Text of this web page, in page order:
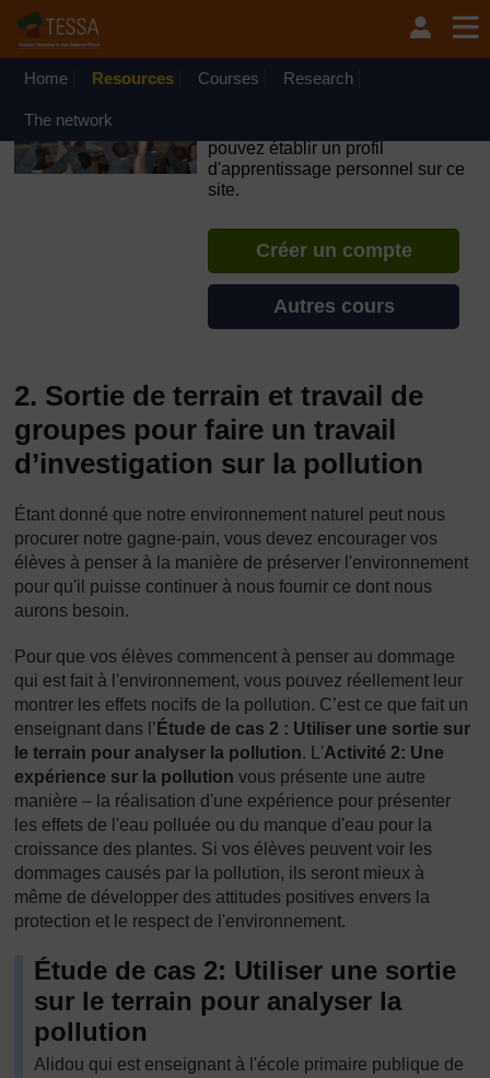
Passer au contenu principal
OpenLearn Create will be unavailable on Wednesday 12
August 2026 from 8am to 10.30am (GMT) due to routine
Home Resources Courses Research
The network
pouvez établir un profil
d'apprentissage personnel sur ce
site.
Créer un compte
Autres cours
2. Sortie de terrain et travail de
groupes pour faire un travail
d’investigation sur la pollution
Étant donné que notre environnement naturel peut nous
procurer notre gagne-pain, vous devez encourager vos
élèves à penser à la manière de préserver l'environnement
pour qu'il puisse continuer à nous fournir ce dont nous
aurons besoin.
Pour que vos élèves commencent à penser au dommage
qui est fait à l'environnement, vous pouvez réellement leur
montrer les effets nocifs de la pollution. C’est ce que fait un
enseignant dans l’ Étude de cas 2 : Utiliser une sortie sur
le terrain pour analyser la pollution. L'Activité 2: Une
expérience sur la pollution vous présente une autre
manière – la réalisation d'une expérience pour présenter
les effets de l'eau polluée ou du manque d'eau pour la
croissance des plantes. Si vos élèves peuvent voir les
dommages causés par la pollution, ils seront mieux à
même de développer des attitudes positives envers la
protection et le respect de l'environnement.
Étude de cas 2: Utiliser une sortie
sur le terrain pour analyser la
pollution
Alidou qui est enseignant à l'école primaire publique de